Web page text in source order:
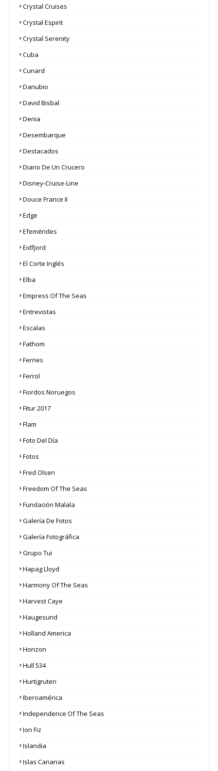
Crystal Cruises
Crystal Espirit
Crystal Serenity
Cuba
Cunard
Danubio
David Bisbal
Denia
Desembarque
Destacados
Diario De Un Crucero
Disney-Cruise-Line
Douce France II
Edge
Efemérides
Eidfjord
El Corte Inglés
Elba
Empress Of The Seas
Entrevistas
Escalas
Fathom
Ferries
Ferrol
Fiordos Noruegos
Fitur 2017
Flam
Foto Del Día
Fotos
Fred Olsen
Freedom Of The Seas
Fundación Malala
Galería De Fotos
Galería Fotográfica
Grupo Tui
Hapag Lloyd
Harmony Of The Seas
Harvest Caye
Haugesund
Holland America
Horizon
Hull 534
Hurtigruten
Iberoamérica
Independence Of The Seas
Ion Fiz
Islandia
Islas Canarias